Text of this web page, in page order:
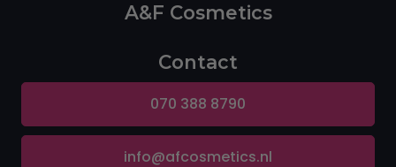
A&F Cosmetics
Contact
070 388 8790
info@afcosmetics.nl